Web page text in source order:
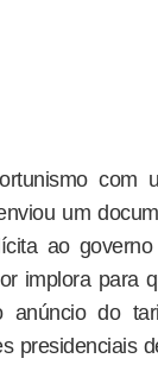
com
um
ao
implora para
anúncio do
presidenciais